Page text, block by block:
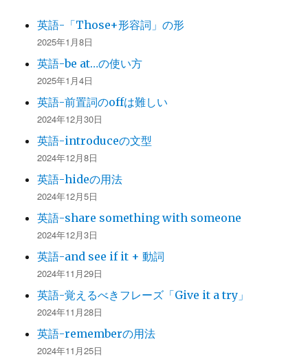
英語-「Those+形容詞」の形
2025年1月8日
英語-be at…の使い方
2025年1月4日
英語-前置詞のoffは難しい
2024年12月30日
英語-introduceの文型
2024年12月8日
英語-hideの用法
2024年12月5日
英語-share something with someone
2024年12月3日
英語-and see if it + 動詞
2024年11月29日
英語-覚えるべきフレーズ「Give it a try」
2024年11月28日
英語-rememberの用法
2024年11月25日